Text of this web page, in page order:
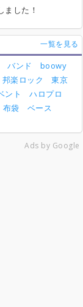
した！
一覧を見る
バンド
boowy
邦楽ロック
東京
ント
ハロプロ
布袋
ベース
Ads by Google